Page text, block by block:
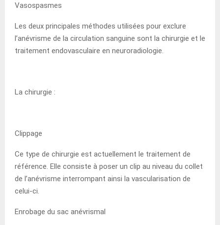
Vasospasmes
Les deux principales méthodes utilisées pour exclure
l’anévrisme de la circulation sanguine sont la chirurgie et le
traitement endovasculaire en neuroradiologie.
La chirurgie :
Clippage
Ce type de chirurgie est actuellement le traitement de
référence. Elle consiste à poser un clip au niveau du collet
de l’anévrisme interrompant ainsi la vascularisation de
celui-ci.
Enrobage du sac anévrismal